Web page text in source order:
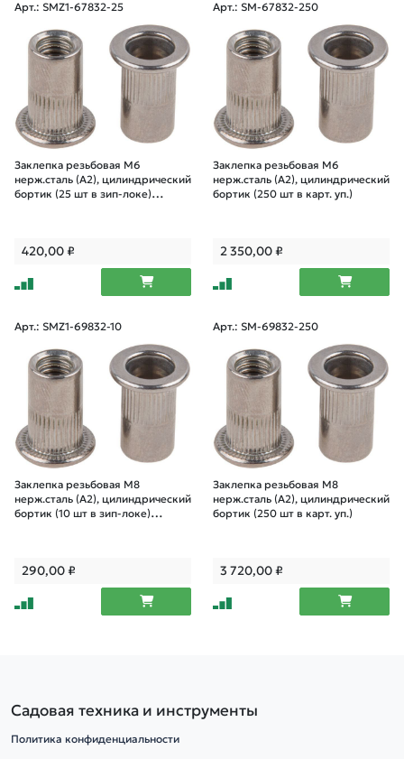
Арт.: SMZ1-67832-25
Заклепка резьбовая М6
нерж.сталь (А2), цилиндрический
бортик (25 шт в зип-локе)
420,00₽
Арт.: SM-67832-250
Заклепка резьбовая М6
нерж.сталь (А2), цилиндрический
бортик (250 шт в карт. уп.)
2 350,00₽
Арт.: SMZ1-69832-10
Заклепка резьбовая М8
нерж.сталь (А2), цилиндрический
бортик (10 шт в зип-локе)
290,00₽
Арт.: SM-69832-250
Заклепка резьбовая М8
нерж.сталь (А2), цилиндрический
бортик (250 шт в карт. уп.)
3 720,00₽
Садовая техника и инструменты
Политика конфиденциальности